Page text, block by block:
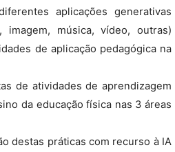
aplicações generativas
música, vídeo, outras)
de aplicação pedagógica na
de atividades de aprendizagem
da educação física nas 3 áreas
destas práticas com recurso à IA